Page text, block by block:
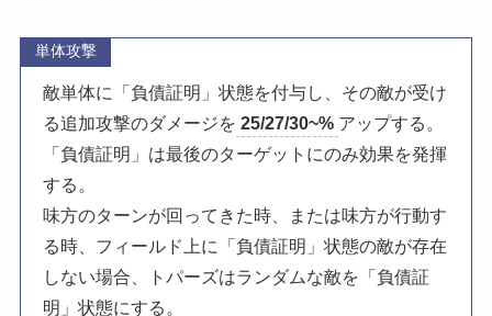
単体攻撃
敵単体に「負債証明」状態を付与し、その敵が受け
る追加攻撃のダメージを 25/27/30~% アップする。
「負債証明」は最後のターゲットにのみ効果を発揮
する。
味方のターンが回ってきた時、または味方が行動す
る時、フィールド上に「負債証明」状態の敵が存在
しない場合、トパーズはランダムな敵を「負債証
明」状態にする。